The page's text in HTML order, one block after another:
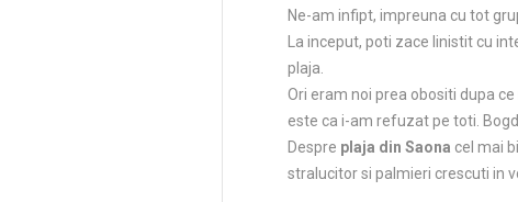
Ne-am infipt, impreuna cu tot
La inceput, poti zace linistit cu
plaja.
Ori eram noi prea obositi dupa
este ca i-am refuzat pe toti.
Despre plaja din Saona cel mai
stralucitor si palmieri crescuti in